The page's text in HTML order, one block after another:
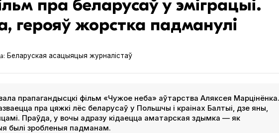
пра беларусаў у эміграцыі.
герояў жорстка падманулі
Беларуская асацыяцыя журналістаў
прапагандысцкі фільм «Чужое неба» аўтарства Аляксея
пра цяжкі лёс беларусаў у Польшчы і краінах Балтыі, дзе яны,
Праўда, у вочы адразу кідаецца аматарская здымка — як
былі зробленыя падманам.